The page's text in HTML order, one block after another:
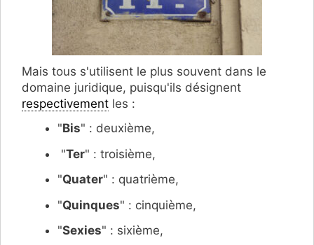
Mais tous s'utilisent le plus souvent dans le
domaine juridique, puisqu'ils désignent
respectivement les :
"Bis" : deuxième,
"Ter" : troisième,
"Quater" : quatrième,
"Quinques" : cinquième,
"Sexies" : sixième,